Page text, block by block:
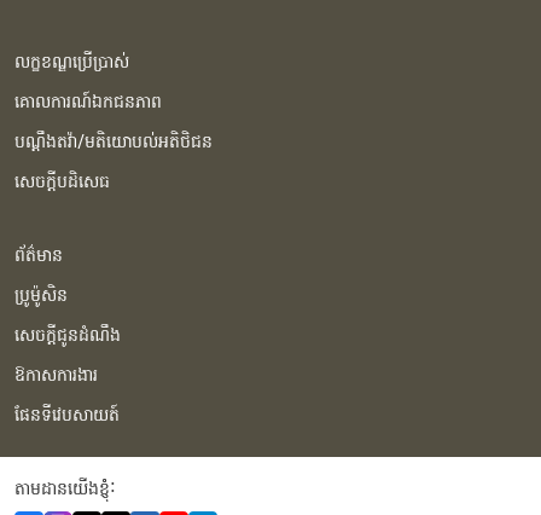
លក្ខខណ្ឌប្រើប្រាស់
គោលការណ៍ឯកជនភាព
បណ្ដឹងតវ៉ា/មតិយោបល់អតិថិជន
សេចក្ដីបដិសេធ
ព័ត៌មាន
ប្រូម៉ូសិន
សេចក្ដីជូនដំណឹង
ឱកាសការងារ
ផែនទីវេបសាយត៍
តាមដានយើងខ្ញុំំ: